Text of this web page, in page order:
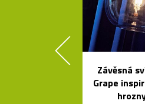
Závěsná
Grape